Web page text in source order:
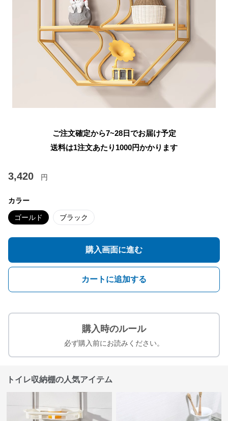
ご注文確定から7~28日でお届け予定
送料は1注文あたり 1000円かかります
3,420 円
カラー
ゴールド ブラック
購入画面に進む
カートに追加する
購入時のルール
必ず購入前にお読みください。
トイレ収納棚の人気アイテム